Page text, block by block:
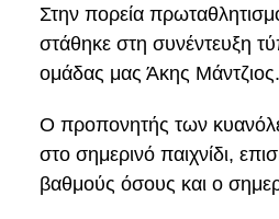
Στην πορεία
στάθηκε στη συνέντευξη
ομάδας μας Άκης Μάντζιος.
Ο προπονητής των
στο σημερινό παιχνίδι,
βαθμούς όσους και ο